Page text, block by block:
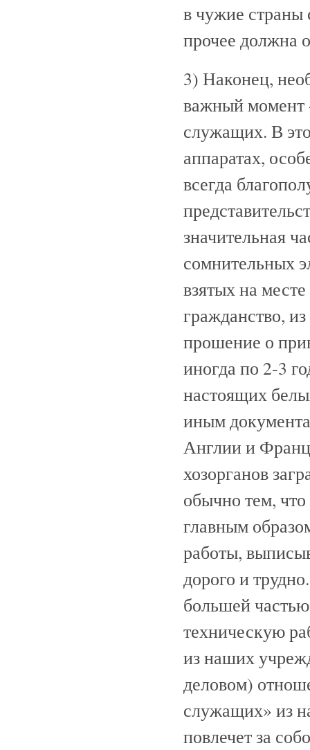
в чужие страны
прочее должна
3) Наконец,
важный момент
служащих. В
аппаратах,
всегда
значительная
сомнительных
взятых на
гражданство,
прошение о
иногда по 2-3
настоящих
иным
Англии и
хозорганов
обычно тем,
главным
работы,
дорого и
большей
техническую
из наших
деловом)
служащих» из
повлечет за